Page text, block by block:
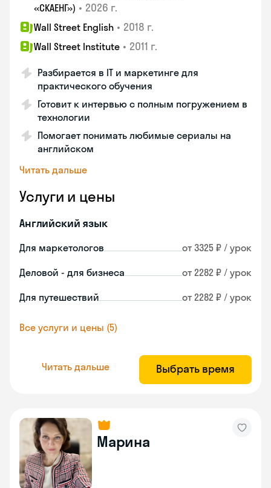
«СКАЕНГ») • 2026 г.
Wall Street English • 2018 г.
Wall Street Institute • 2011 г.
Разбирается в IT и маркетинге для
практического обучения
Готовит к интервью с полным погружением в
технологии
Помогает понимать любимые сериалы на
английском
Читать дальше
Услуги и цены
Английский язык
Для маркетологов от 3325 ₽ / урок
Деловой - для бизнеса от 2282 ₽ / урок
Для путешествий от 2282 ₽ / урок
Все услуги и цены (5)
Читать дальше Выбрать время
Марина